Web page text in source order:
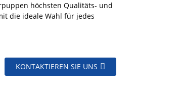
höchsten Qualitäts- und
die ideale Wahl für jedes
KONTAKTIEREN SIE UNS